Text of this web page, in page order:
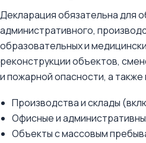
Декларация обязательна для
административного,
образовательных и
реконструкции объектов,
и пожарной опасности, а
Производства и склады
Офисные и
Объекты с массовым